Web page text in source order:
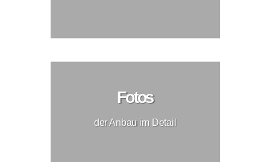
Fotos
der Anbau im Detail